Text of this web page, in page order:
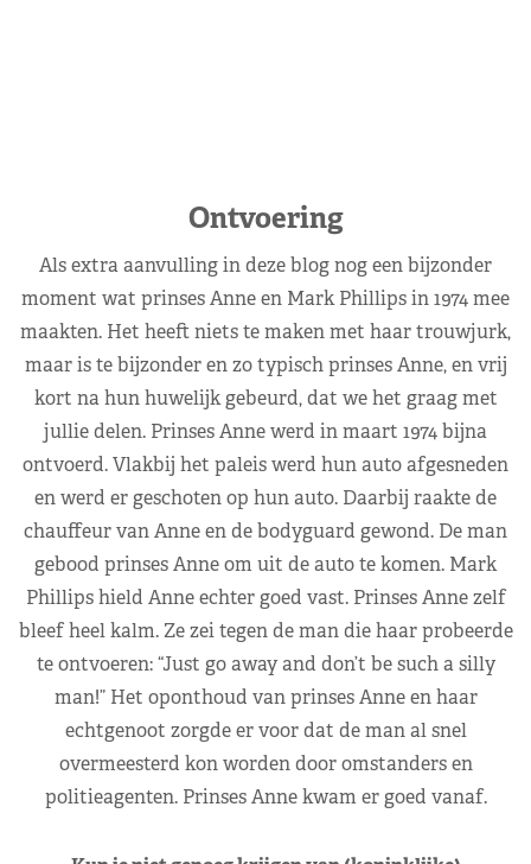
Ontvoering
Als extra aanvulling in deze blog nog een bijzonder
moment wat prinses Anne en Mark Phillips in 1974 mee
maakten. Het heeft niets te maken met haar trouwjurk,
maar is te bijzonder en zo typisch prinses Anne, en vrij
kort na hun huwelijk gebeurd, dat we het graag met
jullie delen. Prinses Anne werd in maart 1974 bijna
ontvoerd. Vlakbij het paleis werd hun auto afgesneden
en werd er geschoten op hun auto. Daarbij raakte de
chauffeur van Anne en de bodyguard gewond. De man
gebood prinses Anne om uit de auto te komen. Mark
Phillips hield Anne echter goed vast. Prinses Anne zelf
bleef heel kalm. Ze zei tegen de man die haar probeerde
te ontvoeren: “Just go away and don’t be such a silly
man!” Het oponthoud van prinses Anne en haar
echtgenoot zorgde er voor dat de man al snel
overmeesterd kon worden door omstanders en
politieagenten. Prinses Anne kwam er goed vanaf.